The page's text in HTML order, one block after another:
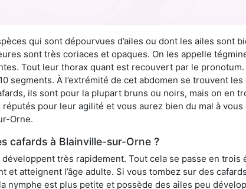
qui sont dépourvues d’ailes ou dont les ailes sont
sont très coriaces et opaques. On les appelle
Tout leur thorax quant est recouvert par le
segments. À l’extrémité de cet abdomen se trouvent
ils sont pour la plupart bruns ou noirs, mais on en
pour leur agilité et vous aurez bien du mal à
Orne.
cafards à Blainville-sur-Orne ?
très rapidement. Tout cela se passe en trois
atteignent l’âge adulte. Si vous tombez sur des
nymphe est plus petite et possède des ailes peu